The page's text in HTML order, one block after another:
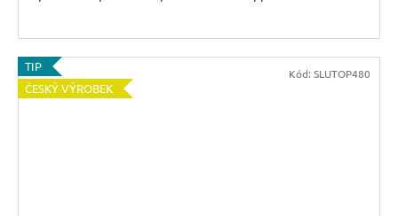
TIP
ČESKÝ VÝROBEK
Kód: SLUTOP480